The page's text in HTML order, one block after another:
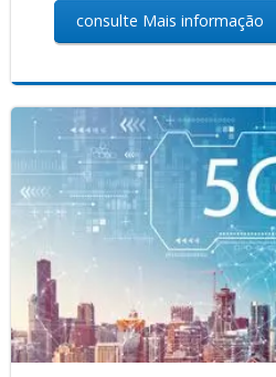
consulte Mais informação